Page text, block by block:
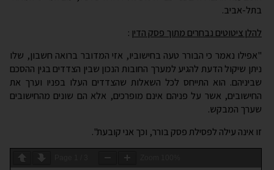
"אפילו נאמר כי הבורר טעה בחישוביו, אזי המדובר ברואה חשבון, שלו
ניתן שיקול הדעת להגיע למערך החובות הנכון שבין הצדדים בגין ההסכם
שביניהם. הוא התייחס לכל השאלות שהצדדים העלו בפניו וערך את
החישובים, אשר על פניהם אינם מופרכים, אלא הם שונים מהחישובים
שערך המבקש.
זו אינה עילה לפסילת פסק בורר, וכך אני קובעת".